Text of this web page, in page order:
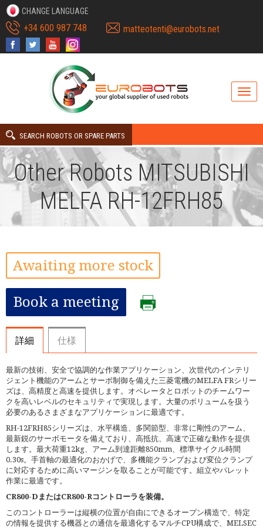
CHANGE LANGUAGE
+34 600 987 748 matteotenti@eurobots.net
SEARCH ROBOTS OR SPARE PARTS
Other Robots MITSUBISHI
MELFA RH-12FRH85
Awaiting more stock
Book a meeting
詳細 仕様
最新の技術、安全で協調的な作業アプリケーション、次世代のインテリ
ジェント機能のアームとサーボ制御を備えた三菱電機のMELFA FRシリー
ズは、高精度と高速を提供します。オペレータとロボットのチームワー
クを高いレベルのセキュリティで実現します。大量のボリュームを扱う
必要のあるさまざまなアプリケーションに最適です。
RH-12FRH85シリーズは、水平構造、多関節型、非常に剛性のアーム、
最新鋭のサーボモータを備えており、高抵抗、高速で正確な動作を提供
します。最大荷重12kg、アーム到達距離850mm、標準サイクル時間
0.30s。手首軸の最適化のおかげで、多機能クランプおよび変位クランプ
に対応するために高いマージンを取ることが可能です。組立やパレット
作業に最適です。
CR800-DまたはCR800-Rコントローラを装備。
このコントローラーは縦横の位置が自由にできるオープン構造で、特定
の情報を提供する機器との通信を最適化するマルチCPU構成で、MELSEC